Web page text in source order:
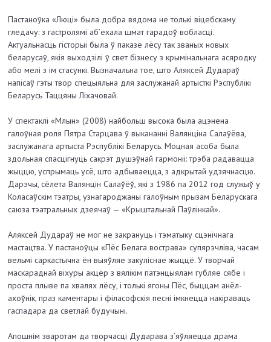
Пастаноўка «Люці» была добра вядома не толькі віцебскаму
гледачу: з гастролямі аб’ехала шмат гарадоў вобласці.
Актуальнасць гісторыі была ў паказе лёсу так званых новых
беларусаў, якія выходзілі ў свет бізнесу з крымінальнага асяродку
або мелі з ім стасункі. Вызначальна тое, што Аляксей Дудараў
напісаў гэты твор спецыяльна для заслужанай артысткі Рэспублікі
Беларусь Таццяны Ліхачовай.
У спектаклі «Млын» (2008) найбольш высока была ацэнена
галоўная роля Пятра Старцава ў выкананні Валянціна Салаўёва,
заслужанага артыста Рэспублікі Беларусь. Моцная асоба была
здольная спасцігнуць сакрэт душэўнай гармоніі: трэба радавацца
жыццю, успрымаць усё, што адбываецца, з адкрытай удзячнасцю.
Дарэчы, сёлета Валянцін Салаўёў, які з 1986 па 2012 год служыў у
Коласаўскім тэатры, узнагароджаны галоўным прызам Беларускага
саюза тэатральных дзеячаў — «Крыштальнай Паўлінкай».
Аляксей Дудараў не мог не закрануць і тэматыку сцэнічнага
мастацтва. У пастаноўцы «Пёс Белага вострава» супярэчліва, часам
вельмі саркастычна ён выяўляе закуліснае жыццё. У творчай
маскараднай віхуры акцёр з вялікім патэнцыялам губляе сябе і
проста плыве па хвалях лёсу, і толькі ягоны Пёс, быццам анёл-
ахоўнік, праз каментары і філасофскія песні імкнецца накіраваць
гаспадара да светлай будучыні.
Апошнім зваротам да творчасці Дударава з’яўляецца драма